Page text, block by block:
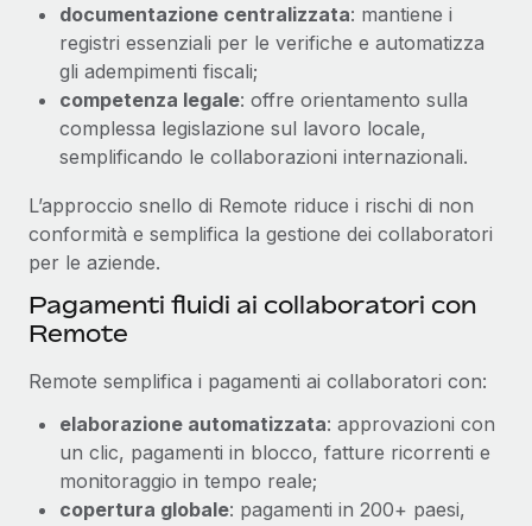
documentazione centralizzata: mantiene i
registri essenziali per le verifiche e automatizza
gli adempimenti fiscali;
competenza legale: offre orientamento sulla
complessa legislazione sul lavoro locale,
semplificando le collaborazioni internazionali.
L’approccio snello di Remote riduce i rischi di non
conformità e semplifica la gestione dei collaboratori
per le aziende.
Pagamenti fluidi ai collaboratori con
Remote
Remote semplifica i pagamenti ai collaboratori con:
elaborazione automatizzata: approvazioni con
un clic, pagamenti in blocco, fatture ricorrenti e
monitoraggio in tempo reale;
copertura globale: pagamenti in 200+ paesi,